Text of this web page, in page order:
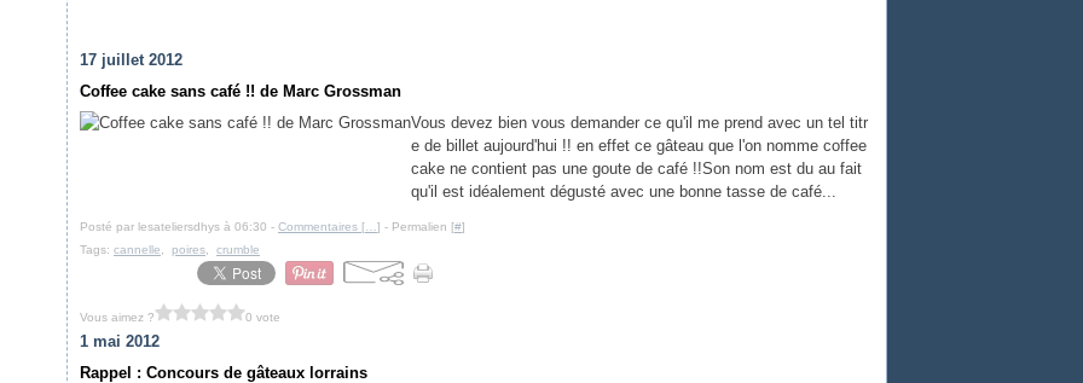
17 juillet 2012
Coffee cake sans café !! de Marc Grossman
Vous devez bien vous demander ce qu'il me prend avec un tel titr
e de billet aujourd'hui !! en effet ce gâteau que l'on nomme coffee
cake ne contient pas une goute de café !!Son nom est du au fait
qu'il est idéalement dégusté avec une bonne tasse de café...
Posté par lesateliersdhys à 06:30 - Commentaires [ ] - Permalien [#]
Tags: cannelle poires crumble
Vous aimez ? 0 vote
1 mai 2012
Rappel : Concours de gâteaux lorrains